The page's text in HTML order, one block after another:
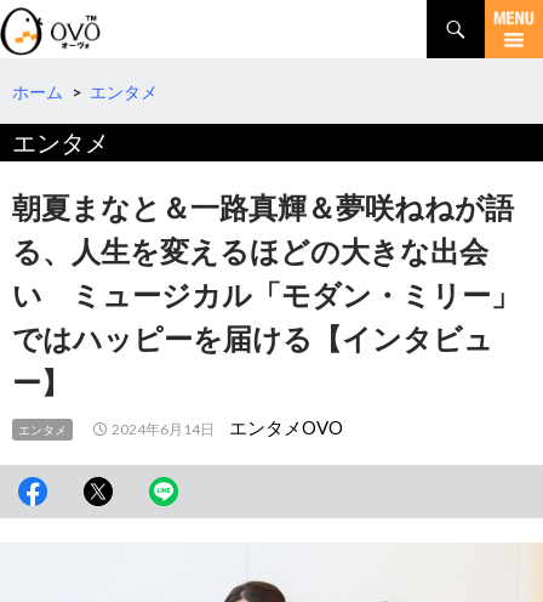
検
索
コ
テ
へ
移
動
ホーム > エンタメ
エンタメ
朝夏まなと＆一路真輝＆夢咲ねねが語
る、人生を変えるほどの大きな出会
い ミュージカル「モダン・ミリー」
ではハッピーを届ける【インタビュ
ー】
エンタメ 2024年6月14日 エンタメOVO